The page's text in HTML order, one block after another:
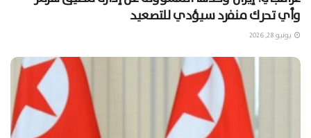
وأي تحرك منفرد سيؤدي للتصعيد
يونيو 28, 2026